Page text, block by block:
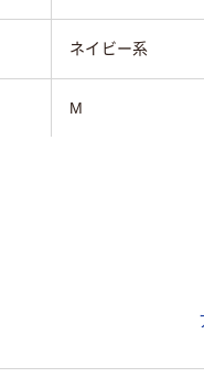
ネイビー系
M